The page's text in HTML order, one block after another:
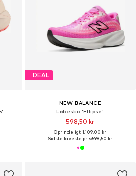
DEAL
NEW BALANCE
Løbesko 'Ellipse'
598,50 kr
Oprindeligt: 1.109,00 kr
Sidste laveste pris:598,50 kr